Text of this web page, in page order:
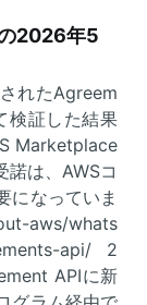
2026年5
れたAgreem
検証した結果
Marketplace
諾は、AWSコ
になっていま
aws/whats
api/ 2
APIに新